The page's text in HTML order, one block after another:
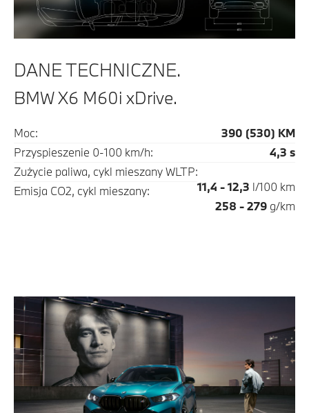
DANE TECHNICZNE.
BMW X6 M60i xDrive.
Moc:
390 (530) KM
Przyspieszenie 0-100 km/h:
4,3 s
Zużycie paliwa, cykl mieszany WLTP:
11,4 - 12,3 l/100 km
Emisja CO2, cykl mieszany:
258 - 279 g/km